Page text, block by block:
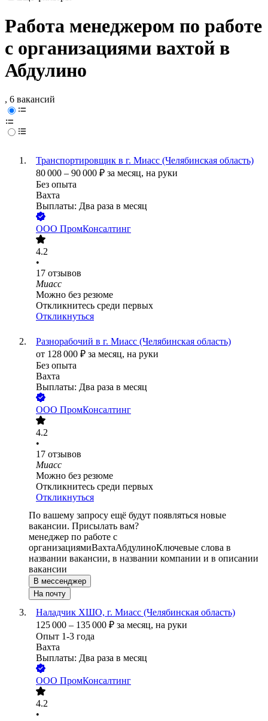
Работа менеджером по работе
с организациями вахтой в
Абдулино
, 6 вакансий
Транспортировщик в г. Миасс (Челябинская область)
80 000 – 90 000 ₽ за месяц, на руки
Без опыта
Вахта
Выплаты: Два раза в месяц
ООО ПромКонсалтинг
4.2
•
17 отзывов
Миасс
Можно без резюме
Откликнитесь среди первых
Откликнуться
Разнорабочий в г. Миасс (Челябинская область)
от 128 000 ₽ за месяц, на руки
Без опыта
Вахта
Выплаты: Два раза в месяц
ООО ПромКонсалтинг
4.2
•
17 отзывов
Миасс
Можно без резюме
Откликнитесь среди первых
Откликнуться
По вашему запросу ещё будут появляться новые
вакансии. Присылать вам?
менеджер по работе с
организациямиВахтаАбдулиноКлючевые слова в
названии вакансии, в названии компании и в описании
вакансии
В мессенджер
На почту
Наладчик ХШО, г. Миасс (Челябинская область)
125 000 – 135 000 ₽ за месяц, на руки
Опыт 1-3 года
Вахта
Выплаты: Два раза в месяц
ООО ПромКонсалтинг
4.2
•